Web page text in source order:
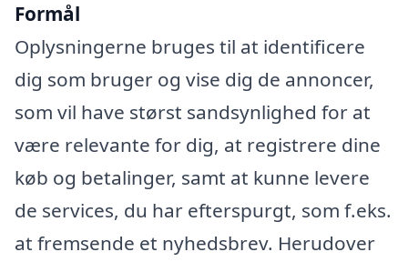
Formål
Oplysningerne bruges til at identificere
dig som bruger og vise dig de annoncer,
som vil have størst sandsynlighed for at
være relevante for dig, at registrere dine
køb og betalinger, samt at kunne levere
de services, du har efterspurgt, som f.eks.
at fremsende et nyhedsbrev. Herudover